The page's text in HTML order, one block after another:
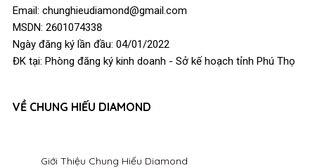
Email: chunghieudiamond@gmail.com
MSDN: 2601074338
Ngày đăng ký lần đầu: 04/01/2022
ĐK tại: Phòng đăng ký kinh doanh - Sở kế hoạch tỉnh Phú Thọ
VỀ CHUNG HIẾU DIAMOND
Giới Thiệu Chung Hiếu Diamond